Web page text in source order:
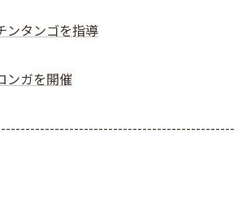
ンタンゴを指導
ンガを開催